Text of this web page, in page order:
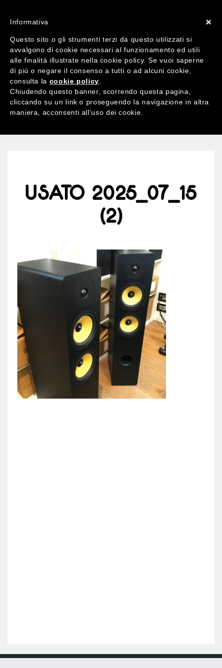
MENU
Ricerca
per:
USATO 2025_07_15
(2)
×
Informativa
Questo sito o gli strumenti terzi da questo utilizzati si
avvalgono di cookie necessari al funzionamento ed utili
alle finalità illustrate nella cookie policy. Se vuoi saperne
di più o negare il consenso a tutti o ad alcuni cookie,
consulta la cookie policy
Chiudendo questo banner, scorrendo questa pagina,
cliccando su un link o proseguendo la navigazione in altra
maniera, acconsenti all’uso dei cookie.